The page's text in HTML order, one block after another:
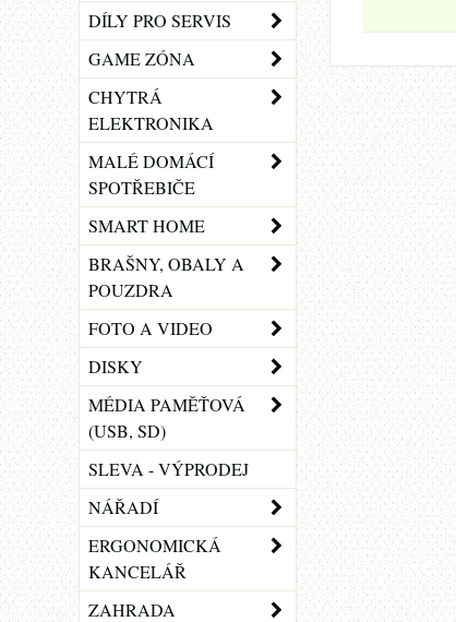
DÍLY PRO SERVIS
GAME ZÓNA
CHYTRÁ
ELEKTRONIKA
MALÉ DOMÁCÍ
SPOTŘEBIČE
SMART HOME
BRAŠNY, OBALY A
POUZDRA
FOTO A VIDEO
DISKY
MÉDIA PAMĚŤOVÁ
(USB, SD)
SLEVA - VÝPRODEJ
NÁŘADÍ
ERGONOMICKÁ
KANCELÁŘ
ZAHRADA